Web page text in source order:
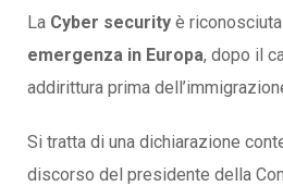
La Cyber security è
emergenza in Europa, dopo il
addirittura prima
Si tratta di una dichiarazione
discorso del presidente della